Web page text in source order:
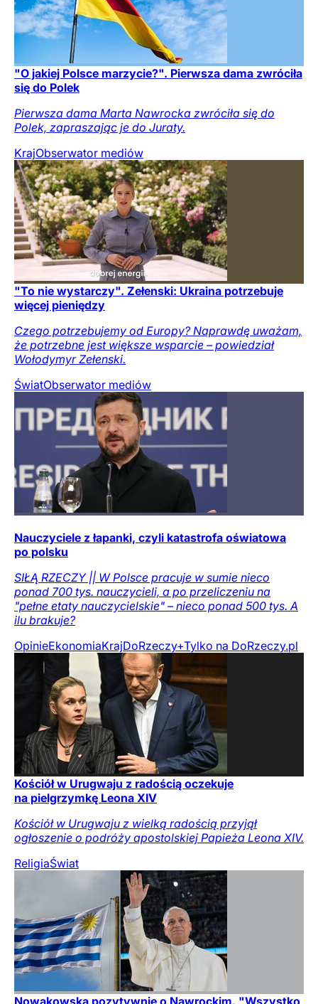
"O jakiej Polsce marzycie?". Pierwsza dama zwróciła
się do Polek
Pierwsza dama Marta Nawrocka zwróciła się do
Polek, zapraszając je do Juraty.
KrajObserwator mediów
"To nie wystarczy". Zełenski: Ukraina potrzebuje
więcej pieniędzy
Czego potrzebujemy od Europy? Naprawdę uważam,
że potrzebne jest większe wsparcie – powiedział
Wołodymyr Zełenski.
ŚwiatObserwator mediów
Nauczyciele z łapanki, czyli katastrofa oświatowa
po polsku
SIŁĄ RZECZY || W Polsce pracuje w sumie nieco
ponad 700 tys. nauczycieli, a po przeliczeniu na
"pełne etaty nauczycielskie" – nieco ponad 500 tys. A
ilu brakuje?
OpinieEkonomiaKrajDoRzeczy+Tylko na DoRzeczy.pl
Kościół w Urugwaju z radością oczekuje
na pielgrzymkę Leona XIV
Kościół w Urugwaju z wielką radością przyjął
ogłoszenie o podróży apostolskiej Papieża Leona XIV.
ReligiaŚwiat